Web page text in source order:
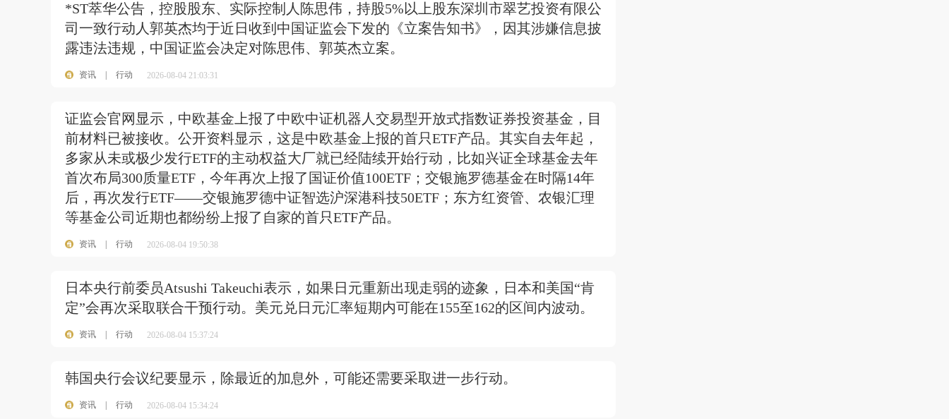
*ST萃华公告，控股股东、实际控制人陈思伟，持股5%以上股东深圳市翠艺投资有限公
司一致行动人郭英杰均于近日收到中国证监会下发的《立案告知书》，因其涉嫌信息披
露违法违规，中国证监会决定对陈思伟、郭英杰立案。
资讯 行动 2026-08-04 21:03:31
证监会官网显示，中欧基金上报了中欧中证机器人交易型开放式指数证券投资基金，目
前材料已被接收。公开资料显示，这是中欧基金上报的首只ETF产品。其实自去年起，
多家从未或极少发行ETF的主动权益大厂就已经陆续开始行动，比如兴证全球基金去年
首次布局300质量ETF，今年再次上报了国证价值100ETF；交银施罗德基金在时隔14年
后，再次发行ETF——交银施罗德中证智选沪深港科技50ETF；东方红资管、农银汇理
等基金公司近期也都纷纷上报了自家的首只ETF产品。
资讯 行动 2026-08-04 19:50:38
日本央行前委员Atsushi Takeuchi表示，如果日元重新出现走弱的迹象，日本和美国“肯
定”会再次采取联合干预行动。美元兑日元汇率短期内可能在155至162的区间内波动。
资讯 行动 2026-08-04 15:37:24
韩国央行会议纪要显示，除最近的加息外，可能还需要采取进一步行动。
资讯 行动 2026-08-04 15:34:24